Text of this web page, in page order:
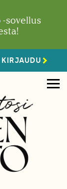
sovellus
KIRJAUDU